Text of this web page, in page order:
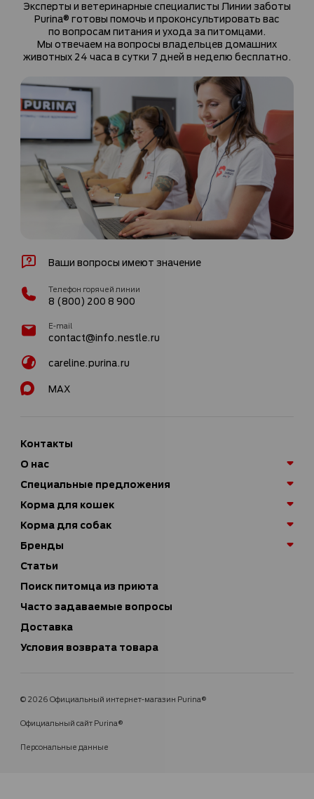
Ваши вопросы имеют значение
Телефон горячей линии
8 (800) 200 8 900
E-mail
contact@info.nestle.ru
careline.purina.ru
MAX
Эксперты и ветеринарные специалисты Линии заботы
Purina® готовы помочь и проконсультировать вас
по вопросам питания и ухода за питомцами.
Мы отвечаем на вопросы владельцев домашних
животных 24 часа в сутки 7 дней в неделю бесплатно.
Контакты
О нас
Специальные предложения
Корма для кошек
Корма для собак
Бренды
Статьи
Поиск питомца из приюта
Часто задаваемые вопросы
Доставка
Условия возврата товара
© 2026 Официальный интернет-магазин Purina®
Официальный сайт Purina®
Персональные данные